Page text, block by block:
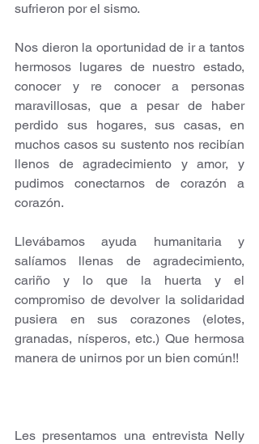
sufrieron por el sismo.
Nos dieron la oportunidad de ir a tantos
hermosos lugares de nuestro estado,
conocer y re conocer a personas
maravillosas, que a pesar de haber
perdido sus hogares, sus casas, en
muchos casos su sustento nos recibían
llenos de agradecimiento y amor, y
pudimos conectarnos de corazón a
corazón.
Llevábamos ayuda humanitaria y
salíamos llenas de agradecimiento,
cariño y lo que la huerta y el
compromiso de devolver la solidaridad
pusiera en sus corazones (elotes,
granadas, nísperos, etc.) Que hermosa
manera de unirnos por un bien común!!
Les presentamos una entrevista Nelly